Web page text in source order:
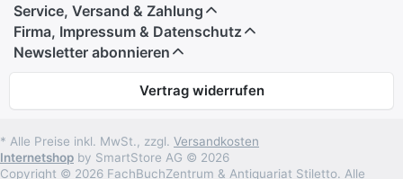
Service, Versand & Zahlung
Firma, Impressum & Datenschutz
Newsletter abonnieren
Vertrag widerrufen
* Alle Preise inkl. MwSt., zzgl. Versandkosten
Internetshop by SmartStore AG © 2026
Copyright © 2026 FachBuchZentrum & Antiquariat Stiletto. Alle